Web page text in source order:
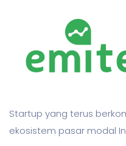
Startup yang terus
ekosistem pasar modal